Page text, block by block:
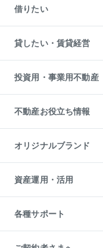
中古一戸建ての購入
不動産購入の流れ
注目キーワード物件特集
購入ガイド
English 繁体中文簡体中文
一戸建ての売却・査定
土地の売却・査定
スピードAI査定
不動産査定について
不動産売却の流れ
不動産買換えの流れ
売却ガイド
借りたい
オフィス・店舗の賃貸
借りるときの流れ
借りるガイド
貸したい・賃貸経営
マンション賃料データ
賃貸管理プラン
リロケーションについて
貸すガイド
投資用・事業用不動産
事業用不動産
マンション投資
投資用マンション
アパート経営
収益物件
ビル購入（ビル一棟）
投資用不動産の売却査定
事業用不動産の売却査定
不動産お役立ち情報
マンションライブラリー
人気マンションランキング
暮らしに役立つ不動産メデ
不動産相場・不動産価格情報
不動産コラム・ニュース
不動産用語集
不動産なんでもネット相談室
住まいの税金
オリジナルブランド
一棟リノベーションマンシ
L`GENTE（ルジェンテ）
区分リノベーションマンシ
投資用一棟レジデンスWELL
不動産小口投資
LEGACIA（レガシア）
資産運用・活用
不動産M&A
アセットマネジメント・出資
各種サポート
相続サポート